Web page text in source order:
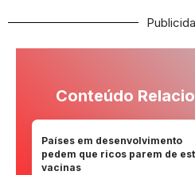
Conteúdo
Países em desenvolvimento
pedem que ricos parem de
vacinas